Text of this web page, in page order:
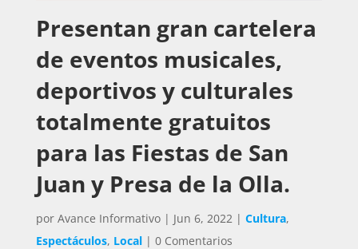
Presentan gran cartelera
de eventos musicales,
deportivos y culturales
totalmente gratuitos
para las Fiestas de San
Juan y Presa de la Olla.
por Avance Informativo| Jun 6, 2022 | Cultura,
Espectáculos, Local| 0 Comentarios